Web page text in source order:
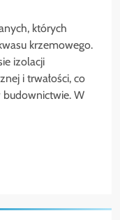
których
krzemowego.
izolacji
i trwałości, co
budownictwie. W